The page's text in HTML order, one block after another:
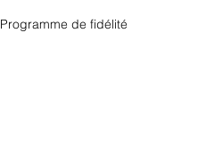
Programme de fidélité